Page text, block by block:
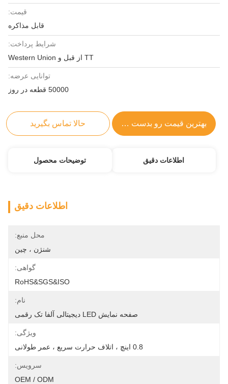
قیمت:
قابل مذاکره
شرایط پرداخت:
TT از قبل و Western Union
توانایی عرضه:
50000 قطعه در روز
بهترین قیمت رو بدست بیار حالا تماس بگیرید
اطلاعات دقیق توضیحات محصول
اطلاعات دقیق
محل منبع:
شنژن ، چین
گواهی:
RoHS&SGS&ISO
نام:
صفحه نمایش LED دیجیتالی آلفا تک رقمی
ویژگی:
0.8 اینچ ، اتلاف حرارت سریع ، عمر طولانی
سرویس:
OEM / ODM